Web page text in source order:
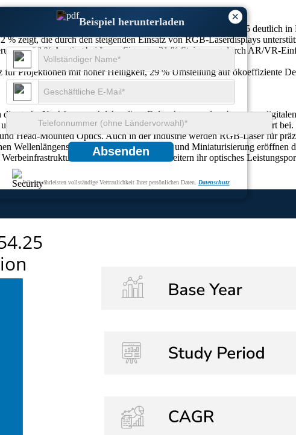
×
Beispiel herunterladen
Absenden
Wir gewährleisten vollständige Vertraulichkeit Ihrer persönlichen Daten. Datenschutz
Millionen US-Dollar im Jahr 2026 und schreitet bis 2035 deutlich
zeigt, die durch den steigenden Einsatz von RGB-Laserdisplays
28 % Anstieg bei Laser Signage, 21 % Steigerung durch AR/VR-
Projektionen mit hoher Helligkeit, 29 % Umstellung auf ökoeffiziente
starke Nachfrage nach lebendiger Beleuchtung und verbesserten
Lasershows und tragen so zu einem erstklassigen Unterhaltungswert
Head-Mounted Optics. Auch in der Industrie werden RGB-Laser für
Wellenlängenstabilität, Hitzebeständigkeit und Miniaturisierung eröffnen
Globale Hersteller erweitern ihr optisches